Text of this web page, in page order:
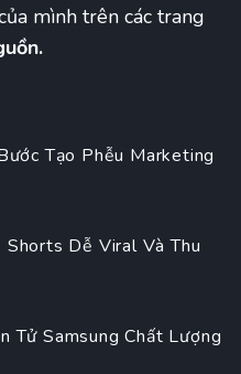
mình trên các trang
Tạo Phễu Marketing
Shorts Dễ Viral Và Thu
Tử Samsung Chất Lượng